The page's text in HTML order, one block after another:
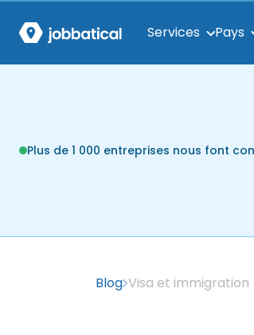
Services Pays
Plus de 1 000 entreprises nous font
Blog Visa et immigration